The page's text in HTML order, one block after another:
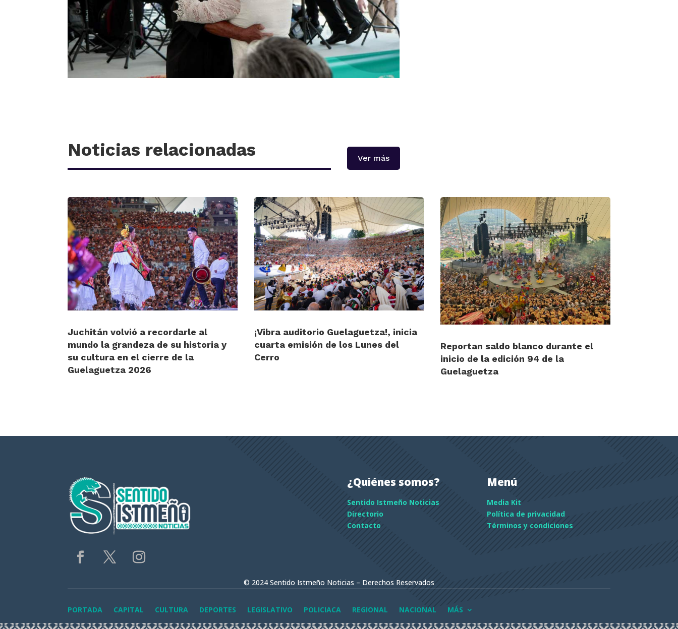
Noticias relacionadas Ver más
Juchitán volvió a recordarle al
mundo la grandeza de su historia y
su cultura en el cierre de la
Guelaguetza 2026
¡Vibra auditorio Guelaguetza!, inicia
cuarta emisión de los Lunes del
Cerro
Reportan saldo blanco durante el
inicio de la edición 94 de la
Guelaguetza
¿Quiénes somos?
Sentido Istmeño Noticias
Directorio
Contacto
Menú
Media Kit
Política de privacidad
Términos y condiciones
© 2024 Sentido Istmeño Noticias – Derechos Reservados
PORTADA CAPITAL CULTURA DEPORTES LEGISLATIVO POLICIACA REGIONAL NACIONAL MÁS